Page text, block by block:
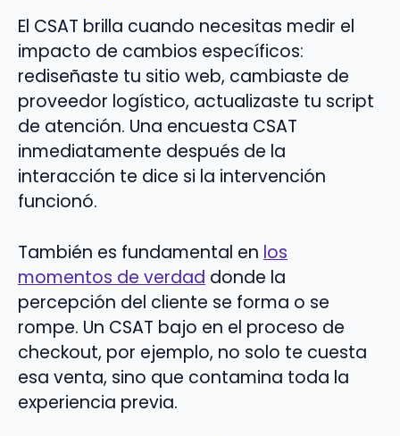
El CSAT brilla cuando necesitas medir el
impacto de cambios específicos:
rediseñaste tu sitio web, cambiaste de
proveedor logístico, actualizaste tu script
de atención. Una encuesta CSAT
inmediatamente después de la
interacción te dice si la intervención
funcionó.
También es fundamental en los
momentos de verdad donde la
percepción del cliente se forma o se
rompe. Un CSAT bajo en el proceso de
checkout, por ejemplo, no solo te cuesta
esa venta, sino que contamina toda la
experiencia previa.